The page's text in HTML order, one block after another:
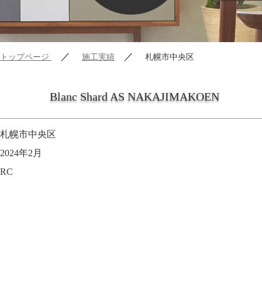
トップページ ／ 施工実績 ／ 札幌市中央区
Blanc Shard AS NAKAJIMAKOEN
札幌市中央区
2024年2月
RC